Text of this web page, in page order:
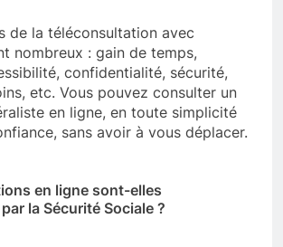
de la téléconsultation avec
nombreux : gain de temps,
confidentialité, sécurité,
etc. Vous pouvez consulter un
en ligne, en toute simplicité
sans avoir à vous déplacer.
en ligne sont-elles
la Sécurité Sociale ?